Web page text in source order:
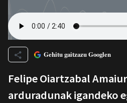
Gehitu gaitzazu Googlen
Felipe Oiartzabal
arduradunak igandeko